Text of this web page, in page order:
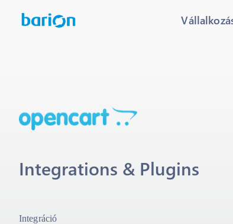
Integrations & Plugins
Integráció